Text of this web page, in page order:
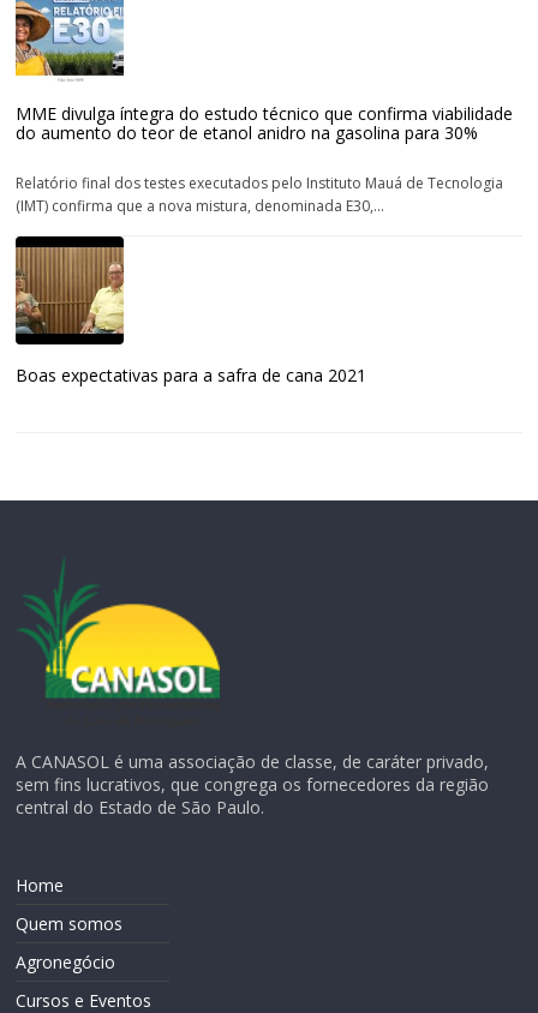
MME divulga íntegra do estudo técnico que confirma viabilidade
do aumento do teor de etanol anidro na gasolina para 30%
Relatório final dos testes executados pelo Instituto Mauá de Tecnologia
(IMT) confirma que a nova mistura, denominada E30,...
Boas expectativas para a safra de cana 2021
A CANASOL é uma associação de classe, de caráter privado,
sem fins lucrativos, que congrega os fornecedores da região
central do Estado de São Paulo.
Home
Quem somos
Agronegócio
Cursos e Eventos